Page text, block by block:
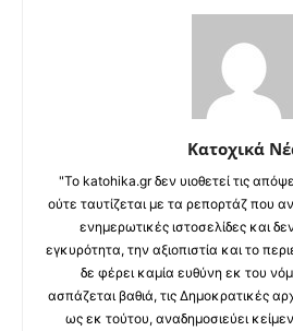
Κατοχικά
"Το katohika.gr δεν υιοθετεί τις
ούτε ταυτίζεται με τα ρεπορτάζ που
ενημερωτικές ιστοσελίδες και
εγκυρότητα, την αξιοπιστία και το
δε φέρει καμία ευθύνη εκ του
ασπάζεται βαθιά, τις Δημοκρατικές
ως εκ τούτου, αναδημοσιεύει